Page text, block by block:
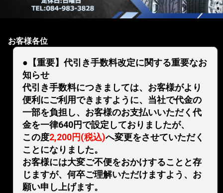
お客様各位
●【重要】代引き手数料改定に関する重要なお
知らせ
代引き手数料につきましては、お客様がより
便利にご利用できますように、当社で代金の
一部を負担し、お客様のお支払いいただく代
金を一律640円で設定しておりましたが、
この度2,200円(税込)へ変更をさせていただく
ことになりました。
お客様には大変ご不便をおかけすることと存
じますが、何卒ご理解いただけますよう、お
願い申し上げます。